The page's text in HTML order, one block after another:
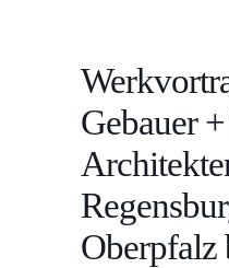
Gebauer
Oberpfalz